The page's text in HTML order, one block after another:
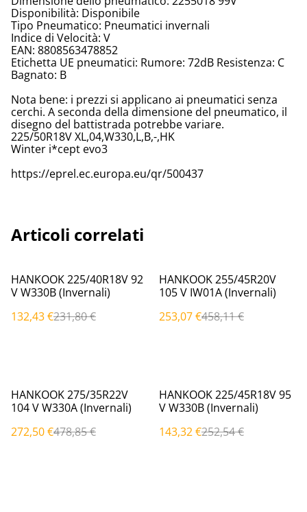
Disponibilità: Disponibile
Tipo Pneumatico: Pneumatici invernali
Indice di Velocità: V
EAN: 8808563478852
Etichetta UE pneumatici: Rumore: 72dB Resistenza: C
Bagnato: B
Nota bene: i prezzi si applicano ai pneumatici senza
cerchi. A seconda della dimensione del pneumatico, il
disegno del battistrada potrebbe variare.
225/50R18V XL,04,W330,L,B,-,HK
Winter i*cept evo3
https://eprel.ec.europa.eu/qr/500437
Articoli correlati
%
HANKOOK 225/40R18V 92
V W330B (Invernali)
132,43 €231,80 €
%
HANKOOK 255/45R20V
105 V IW01A (Invernali)
253,07 €458,11 €
%
HANKOOK 275/35R22V
104 V W330A (Invernali)
272,50 €478,85 €
%
HANKOOK 225/45R18V 95
V W330B (Invernali)
143,32 €252,54 €